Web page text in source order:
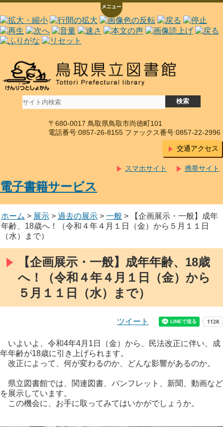
〒680-0017 鳥取県鳥取市尚徳町101
電話番号:0857-26-8155 ファックス番号:0857-22-2996
交通アクセス
携帯サイト
スマホサイト
電子書籍サービス
ホーム > 展示 > 過去の展示 > 一般 > 【企画展示・一般】成年
年齢、18歳へ！（令和４年４月１日（金）から５月１１日
（水）まで）
【企画展示・一般】成年年齢、18歳
へ！（令和４年４月１日（金）から
５月１１日（水）まで）
ツイート
いよいよ、令和4年4月1日（金）から、民法改正に伴い、成
年年齢が18歳に引き上げられます。
改正によって、何が変わるのか、どんな影響があるのか。
県立図書館では、関連図書、パンフレット、新聞、動画など
を展示しています。
この機会に、お手に取ってみてはいかがでしょうか。